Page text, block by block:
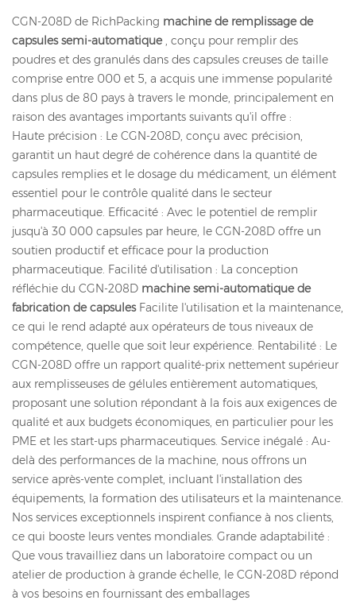
CGN-208D de RichPacking machine de remplissage de
capsules semi-automatique, conçu pour remplir des
poudres et des granulés dans des capsules creuses de taille
comprise entre 000 et 5, a acquis une immense popularité
dans plus de 80 pays à travers le monde, principalement en
raison des avantages importants suivants qu'il offre :
Haute précision : Le CGN-208D, conçu avec précision,
garantit un haut degré de cohérence dans la quantité de
capsules remplies et le dosage du médicament, un élément
essentiel pour le contrôle qualité dans le secteur
pharmaceutique. Efficacité : Avec le potentiel de remplir
jusqu'à 30 000 capsules par heure, le CGN-208D offre un
soutien productif et efficace pour la production
pharmaceutique. Facilité d'utilisation : La conception
réfléchie du CGN-208D machine semi-automatique de
fabrication de capsules Facilite l'utilisation et la maintenance,
ce qui le rend adapté aux opérateurs de tous niveaux de
compétence, quelle que soit leur expérience. Rentabilité : Le
CGN-208D offre un rapport qualité-prix nettement supérieur
aux remplisseuses de gélules entièrement automatiques,
proposant une solution répondant à la fois aux exigences de
qualité et aux budgets économiques, en particulier pour les
PME et les start-ups pharmaceutiques. Service inégalé : Au-
delà des performances de la machine, nous offrons un
service après-vente complet, incluant l'installation des
équipements, la formation des utilisateurs et la maintenance.
Nos services exceptionnels inspirent confiance à nos clients,
ce qui booste leurs ventes mondiales. Grande adaptabilité :
Que vous travailliez dans un laboratoire compact ou un
atelier de production à grande échelle, le CGN-208D répond
à vos besoins en fournissant des emballages